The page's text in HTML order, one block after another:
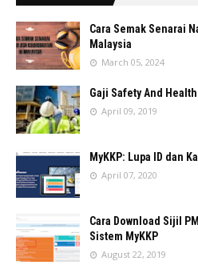
Cara Semak Senarai
Malaysia
March 05, 2024
Gaji Safety And
April 09, 2019
MyKKP: Lupa ID dan
April 07, 2020
Cara Download Sijil
Sistem MyKKP
August 22, 2019